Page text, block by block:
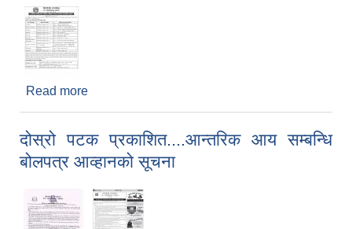
Read more
दोस्रो पटक प्रकाशित....आन्तरिक आय सम्बन्धि
बोलपत्र आव्हानको सूचना